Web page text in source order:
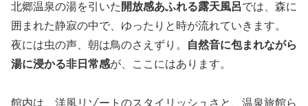
北郷温泉の湯を引いた 開放感あふれる露天風呂では、森に
囲まれた静寂の中で、ゆったりと時が流れていきます。
夜には虫の声、朝は鳥のさえずり。
自然音に包まれながら
湯に浸かる非日常感が、ここにはあります。
館内は、洋風リゾートのスタイリッシュさと、温泉旅館ら